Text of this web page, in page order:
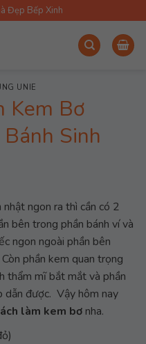
Đẹp Bếp Xinh
UNIE
Kem Bơ
Sinh
ngon ra thì cần có 2
bên trong phần bánh ví và
ngon ngoài phần bên
phần kem quan trọng
thẩm mĩ bắt mắt và phần
dẫn được. Vậy hôm nay
làm kem bơ nha.